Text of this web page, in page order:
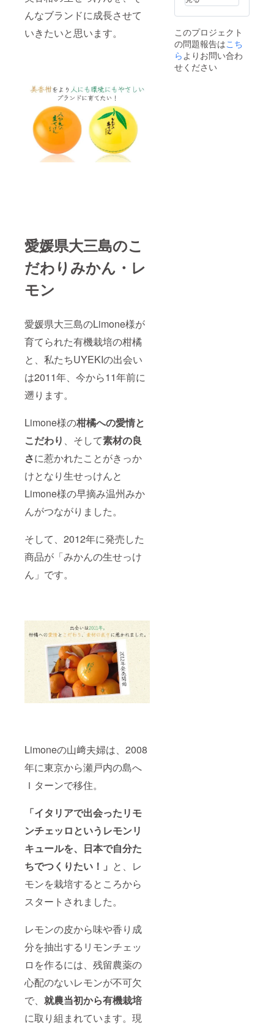
んなブランドに成長させて
いきたいと思います。
愛媛県大三島のこ
だわりみかん・レ
モン
愛媛県大三島のLimone様が
育てられた有機栽培の柑橘
と、私たちUYEKIの出会い
は2011年、今から11年前に
遡ります。
Limone様の柑橘への愛情と
こだわり 、そして素材の良
さに惹かれたことがきっか
けとなり生せっけんと
Limone様の早摘み温州みか
んがつながりました。
そして、2012年に発売した
商品が「みかんの生せっけ
ん」です。
Limoneの山﨑夫婦は、2008
年に東京から瀬戸内の島へ
Ｉターンで移住。
「イタリアで出会ったリモ
ンチェッロというレモンリ
キュールを、 日本で自分た
ちでつくりたい！」 と、レ
モンを栽培するところから
スタートされました。
レモンの皮から味や香り成
分を抽出するリモンチェッ
ロを作るには、残留農薬の
心配のないレモンが不可欠
で、 就農当初から有機栽培
に取り組まれています。現
ケージ
で届く
かお楽
しみに♪
パチュ
ラ付
モンの
生せっ
けん50
ｇ／1
個：朝
このプロジェクト
の問題報告はこち
ら よりお問い合わ
せください